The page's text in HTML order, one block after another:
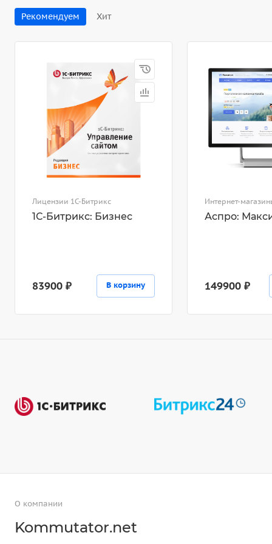
Рекомендуем Хит
Лицензии 1С-Битрикс
1С-Битрикс: Бизнес
83900 ₽ В корзину
Интернет-
Аспро:
149900 ₽
О компании
Kommutator.net